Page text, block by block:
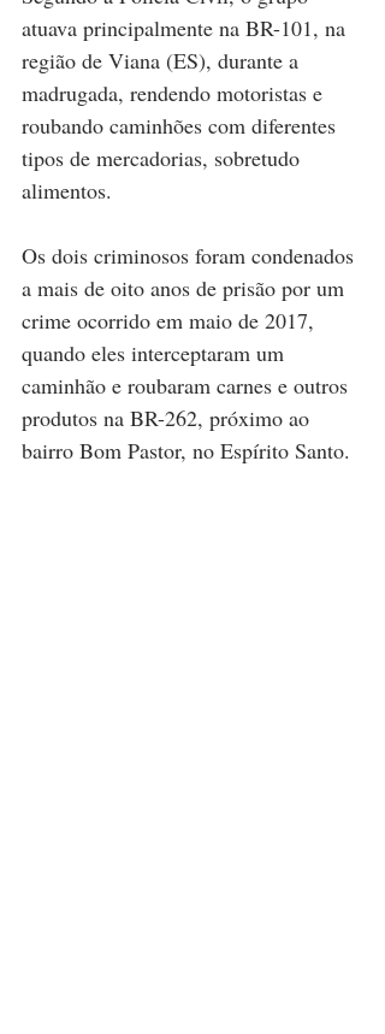
atuava principalmente na BR-101, na
região de Viana (ES), durante a
madrugada, rendendo motoristas e
roubando caminhões com diferentes
tipos de mercadorias, sobretudo
alimentos.
Os dois criminosos foram condenados
a mais de oito anos de prisão por um
crime ocorrido em maio de 2017,
quando eles interceptaram um
caminhão e roubaram carnes e outros
produtos na BR-262, próximo ao
bairro Bom Pastor, no Espírito Santo.